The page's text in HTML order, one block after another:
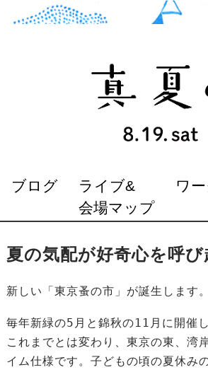
ブログ
ライブ&
会場マップ
ワ
夏の気配が好奇心を呼
新しい「東京蚤の市」が誕生します
毎年新緑の5月と錦秋の11月に開催
これまでとは変わり、東京の東、湾
イム仕様です。子どもの頃の夏休み